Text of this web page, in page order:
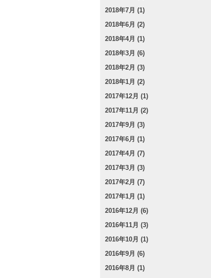
2018年7月 (1)
2018年6月 (2)
2018年4月 (1)
2018年3月 (6)
2018年2月 (3)
2018年1月 (2)
2017年12月 (1)
2017年11月 (2)
2017年9月 (3)
2017年6月 (1)
2017年4月 (7)
2017年3月 (3)
2017年2月 (7)
2017年1月 (1)
2016年12月 (6)
2016年11月 (3)
2016年10月 (1)
2016年9月 (6)
2016年8月 (1)